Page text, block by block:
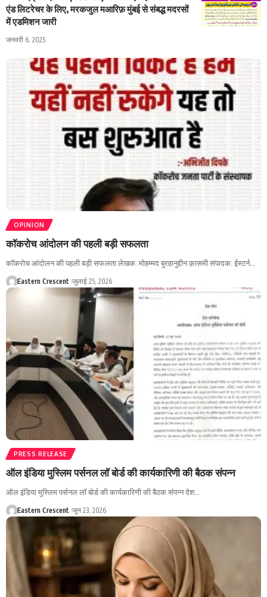
एंड लिटरेचर के लिए, मरकजुल मआरिफ़ मुंबई से संबद्ध मदरसों
में एडमिशन जारी
जनवरी 6, 2025
OPINION
कॉकरोच आंदोलन की पहली बड़ी सफलता
कॉकरोच आंदोलन की पहली बड़ी सफलता लेखक: मोहम्मद बुरहानुद्दीन क़ासमी संपादक: ईस्टर्न…
Eastern Crescent जुलाई 25, 2026
PRESS RELEASE
ऑल इंडिया मुस्लिम पर्सनल लॉ बोर्ड की कार्यकारिणी की बैठक संपन्न
ऑल इंडिया मुस्लिम पर्सनल लॉ बोर्ड की कार्यकारिणी की बैठक संपन्न देश…
Eastern Crescent जून 23, 2026